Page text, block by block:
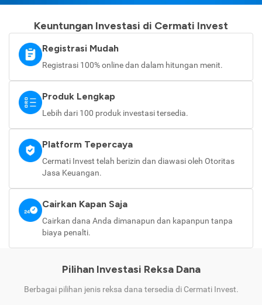
Keuntungan Investasi di Cermati Invest
Registrasi Mudah
Registrasi 100% online dan dalam hitungan menit.
Produk Lengkap
Lebih dari 100 produk investasi tersedia.
Platform Tepercaya
Cermati Invest telah berizin dan diawasi oleh Otoritas
Jasa Keuangan.
Cairkan Kapan Saja
Cairkan dana Anda dimanapun dan kapanpun tanpa
biaya penalti.
Pilihan Investasi Reksa Dana
Berbagai pilihan jenis reksa dana tersedia di Cermati Invest.